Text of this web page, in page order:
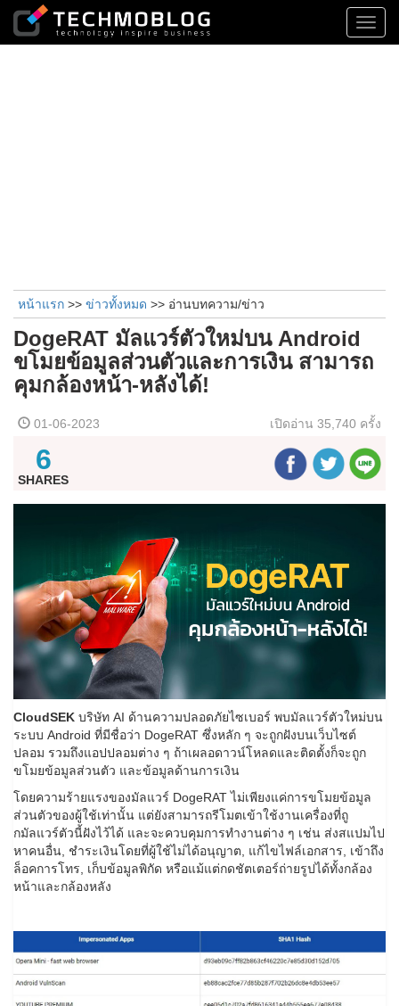
หน้าแรก >> ข่าวทั้งหมด >> อ่านบทความ/ข่าว
DogeRAT มัลแวร์ตัวใหม่บน Android
ขโมยข้อมูลส่วนตัวและการเงิน สามารถ
คุมกล้องหน้า-หลังได้!
01-06-2023 เปิดอ่าน 35,740 ครั้ง
6
SHARES
CloudSEK บริษัท AI ด้านความปลอดภัยไซเบอร์ พบมัลแวร์ตัวใหม่บน
ระบบ Android ที่มีชื่อว่า DogeRAT ซึ่งหลัก ๆ จะถูกฝังบนเว็บไซต์
ปลอม รวมถึงแอปปลอมต่าง ๆ ถ้าเผลอดาวน์โหลดและติดตั้งก็จะถูก
ขโมยข้อมูลส่วนตัว และข้อมูลด้านการเงิน
โดยความร้ายแรงของมัลแวร์ DogeRAT ไม่เพียงแค่การขโมยข้อมูล
ส่วนตัวของผู้ใช้เท่านั้น แต่ยังสามารถรีโมตเข้าใช้งานเครื่องที่ถู
กมัลแวร์ตัวนี้ฝังไว้ได้ และจะควบคุมการทำงานต่าง ๆ เช่น ส่งสแปมไป
หาคนอื่น, ชำระเงินโดยที่ผู้ใช้ไม่ได้อนุญาต, แก้ไขไฟล์เอกสาร, เข้าถึง
ล็อคการโทร, เก็บข้อมูลพิกัด หรือแม้แต่กดชัตเตอร์ถ่ายรูปได้ทั้งกล้อง
หน้าและกล้องหลัง